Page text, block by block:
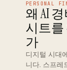
PERSONAL
왜 AI
시트를
가
디지털 시대
니다. 스프레